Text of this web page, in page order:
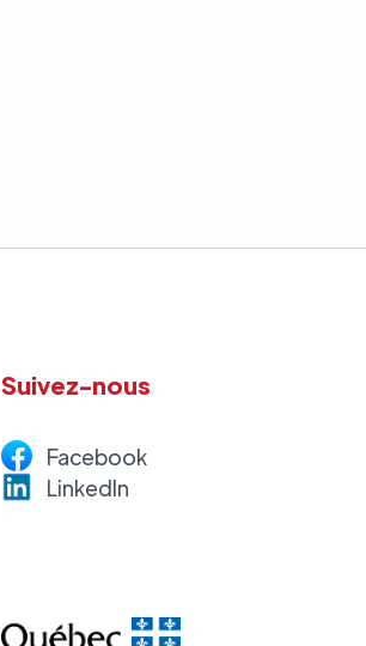
Suivez-nous
Facebook
LinkedIn